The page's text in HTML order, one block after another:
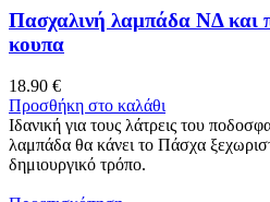
Πασχαλινή λαμπάδα ΝΔ και
κουπα
18.90 €
Προσθήκη στο καλάθι
Ιδανική για τους λάτρεις του
λαμπάδα θα κάνει το Πάσχα
δημιουργικό τρόπο.